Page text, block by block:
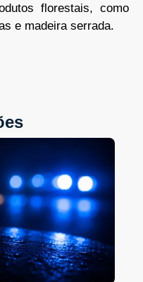
florestais, como
e madeira serrada.